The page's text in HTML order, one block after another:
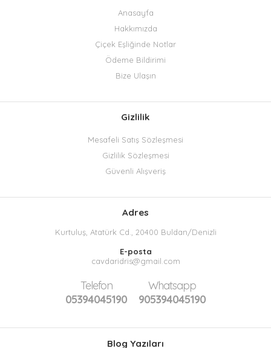
Anasayfa
Hakkımızda
Çiçek Eşliğinde Notlar
Ödeme Bildirimi
Bize Ulaşın
Gizlilik
Mesafeli Satış Sözleşmesi
Gizlilik Sözleşmesi
Güvenli Alışveriş
Adres
Kurtuluş, Atatürk Cd., 20400 Buldan/Denizli
E-posta
cavdaridris@gmail.com
Telefon
05394045190
Whatsapp
905394045190
Blog Yazıları